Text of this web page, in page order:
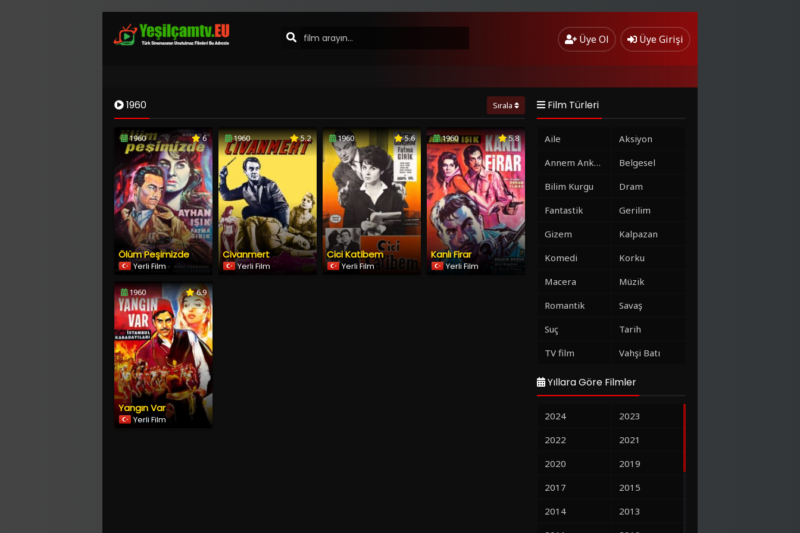
Üye Ol Üye Girişi
1960 Sırala
1960 6
Ölüm Peşimizde
Yerli Film
1960 5.2
Civanmert
Yerli Film
1960 5.6
Cici Katibem
Yerli Film
1960 5.8
Kanlı Firar
Yerli Film
1960 6.9
Yangın Var
Yerli Film
Film Türleri
Aile
Aksiyon
Annem Ankara
Belgesel
Bilim Kurgu
Dram
Fantastik
Gerilim
Gizem
Kalpazan
Komedi
Korku
Macera
Müzik
Romantik
Savaş
Suç
Tarih
TV film
Vahşi Batı
Yıllara Göre Filmler
2024
2023
2022
2021
2020
2019
2017
2015
2014
2013